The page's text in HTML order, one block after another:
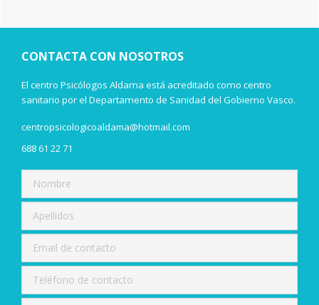
principal
esta
CONTACTA CON NOSOTROS
El centro Psicólogos Aldama está acreditado como centro
sanitario por el Departamento de Sanidad del Gobierno Vasco.
centropsicologicoaldama@hotmail.com
688 61 22 71